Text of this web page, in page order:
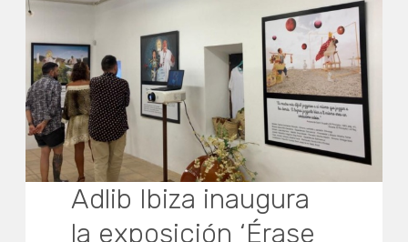
Adlib Ibiza inaugura
la exposición ‘Érase